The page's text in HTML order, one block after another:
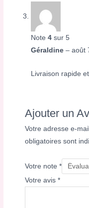
Note4 sur 5
Géraldine– août
Livraison rapide
Ajouter un
Votre adresse e-
obligatoires sont
Votre note*
Votre avis*